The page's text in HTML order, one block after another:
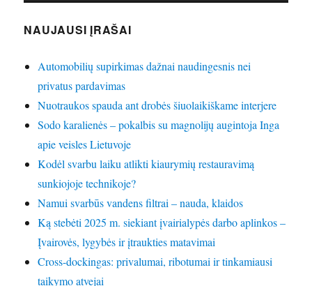
NAUJAUSI ĮRAŠAI
Automobilių supirkimas dažnai naudingesnis nei
privatus pardavimas
Nuotraukos spauda ant drobės šiuolaikiškame interjere
Sodo karalienės – pokalbis su magnolijų augintoja Inga
apie veisles Lietuvoje
Kodėl svarbu laiku atlikti kiaurymių restauravimą
sunkiojoje technikoje?
Namui svarbūs vandens filtrai – nauda, klaidos
Ką stebėti 2025 m. siekiant įvairialypės darbo aplinkos –
Įvairovės, lygybės ir įtraukties matavimai
Cross-dockingas: privalumai, ribotumai ir tinkamiausi
taikymo atvejai